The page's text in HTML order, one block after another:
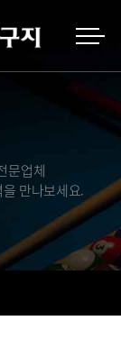
문업체
만나보세요.